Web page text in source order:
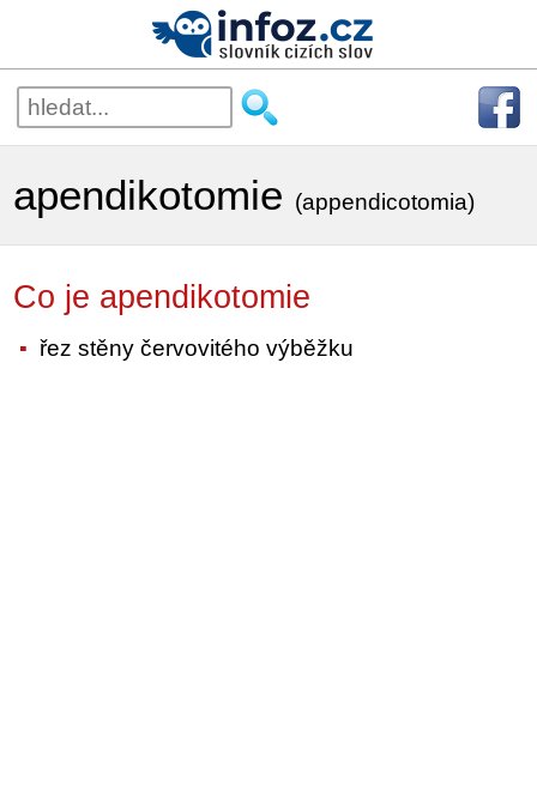
apendikotomie (appendicotomia)
Co je apendikotomie
řez stěny červovitého výběžku